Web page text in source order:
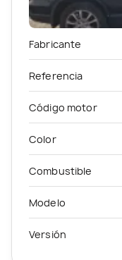
Fabricante
Referencia
Código motor
Color
Combustible
Modelo
Versión